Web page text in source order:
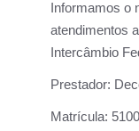
Informamos o
atendimentos
Intercâmbio
Prestador:
Matrícula: